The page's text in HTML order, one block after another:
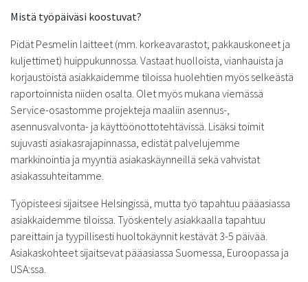
Mistä työpäiväsi koostuvat?
Pidät Pesmelin laitteet (mm. korkeavarastot, pakkauskoneet ja
kuljettimet) huippukunnossa. Vastaat huolloista, vianhauista ja
korjaustöistä asiakkaidemme tiloissa huolehtien myös selkeästä
raportoinnista niiden osalta. Olet myös mukana viemässä
Service-osastomme projekteja maaliin asennus-,
asennusvalvonta- ja käyttöönottotehtävissä. Lisäksi toimit
sujuvasti asiakasrajapinnassa, edistät palvelujemme
markkinointia ja myyntiä asiakaskäynneillä sekä vahvistat
asiakassuhteitamme.
Työpisteesi sijaitsee Helsingissä, mutta työ tapahtuu pääasiassa
asiakkaidemme tiloissa. Työskentely asiakkaalla tapahtuu
pareittain ja tyypillisesti huoltokäynnit kestävät 3-5 päivää.
Asiakaskohteet sijaitsevat pääasiassa Suomessa, Euroopassa ja
USA:ssa.